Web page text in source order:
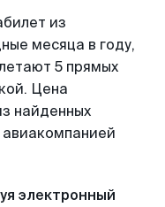
из
месяца в году,
5 прямых
Цена
найденных
электронный